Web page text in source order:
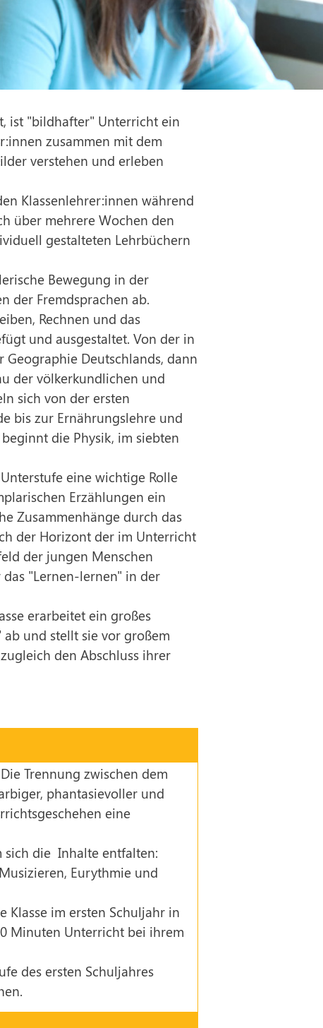
ist "bildhafter" Unterricht ein
zusammen mit dem
verstehen und erleben
Klassenlehrer:innen während
über mehrere Wochen den
gestalteten Lehrbüchern
Bewegung in der
der Fremdsprachen ab.
Rechnen und das
und ausgestaltet. Von der in
Deutschlands, dann
der völkerkundlichen und
sich von der ersten
bis zur Ernährungslehre und
die Physik, im siebten
eine wichtige Rolle
Erzählungen ein
Zusammenhänge durch das
der Horizont der im Unterricht
der jungen Menschen
"Lernen-lernen" in der
erarbeitet ein großes
und stellt sie vor großem
den Abschluss ihrer
Trennung zwischen dem
phantasievoller und
eine
sich die Inhalte entfalten:
Eurythmie und
Klasse im ersten Schuljahr in
Minuten Unterricht bei ihrem
des ersten Schuljahres